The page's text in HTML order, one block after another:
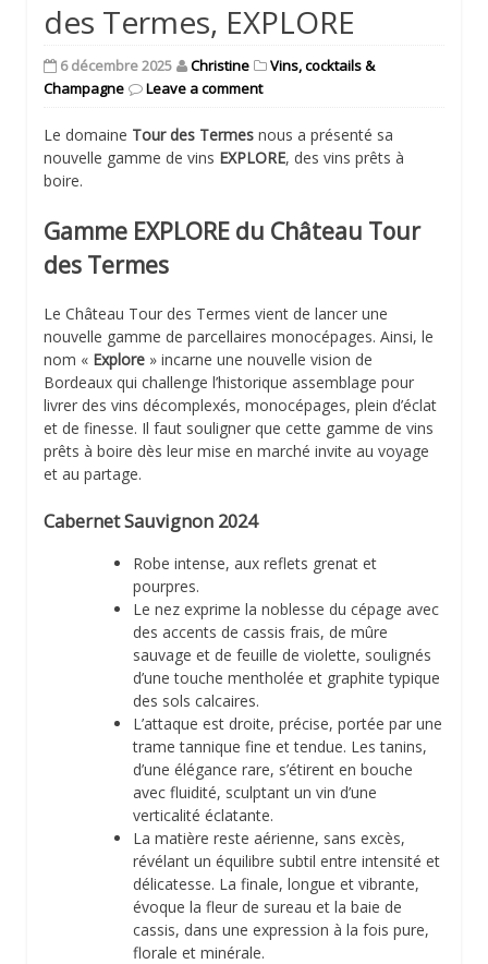
des Termes, EXPLORE
6 décembre 2025 Christine
Vins, cocktails &
Champagne
Leave a comment
Le domaine Tour des Termes nous a présenté sa
nouvelle gamme de vins EXPLORE, des vins prêts à
boire.
Gamme EXPLORE du Château Tour
des Termes
Le Château Tour des Termes vient de lancer une
nouvelle gamme de parcellaires monocépages. Ainsi, le
nom « Explore » incarne une nouvelle vision de
Bordeaux qui challenge l’historique assemblage pour
livrer des vins décomplexés, monocépages, plein d’éclat
et de finesse. Il faut souligner que cette gamme de vins
prêts à boire dès leur mise en marché invite au voyage
et au partage.
Cabernet Sauvignon 2024
Robe intense, aux reflets grenat et
pourpres.
Le nez exprime la noblesse du cépage avec
des accents de cassis frais, de mûre
sauvage et de feuille de violette, soulignés
d’une touche mentholée et graphite typique
des sols calcaires.
L’attaque est droite, précise, portée par une
trame tannique fine et tendue. Les tanins,
d’une élégance rare, s’étirent en bouche
avec fluidité, sculptant un vin d’une
verticalité éclatante.
La matière reste aérienne, sans excès,
révélant un équilibre subtil entre intensité et
délicatesse. La finale, longue et vibrante,
évoque la fleur de sureau et la baie de
cassis, dans une expression à la fois pure,
florale et minérale.